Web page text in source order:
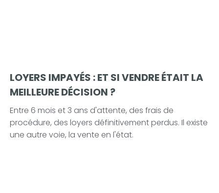
LOYERS IMPAYÉS : ET SI VENDRE ÉTAIT LA
MEILLEURE DÉCISION ?
Entre 6 mois et 3 ans d'attente, des frais de
procédure, des loyers définitivement perdus. Il existe
une autre voie, la vente en l'état.